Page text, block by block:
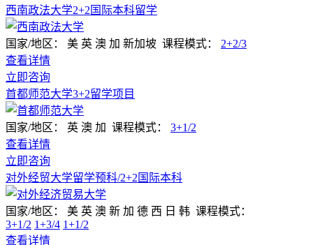
西南政法大学2+2国际本科留学
国家/地区： 美 英 澳 加 新加坡 课程模式： 2+2/3
查看详情
立即咨询
首都师范大学3+2留学项目
国家/地区： 英 澳 加 课程模式： 3+1/2
查看详情
立即咨询
对外经贸大学留学预科/2+2国际本科
国家/地区： 美 英 澳 新 加 德 西 日 韩 课程模式：
3+1/2 1+3/4 1+1/2
查看详情